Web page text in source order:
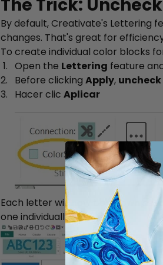
The Trick:
By default, Creativate's Lettering
changes. That's great for
To create individual color blocks
Open the Lettering feature
Before clicking Apply,
Hacer clic Aplicar
Each letter will now be its own
one individually.